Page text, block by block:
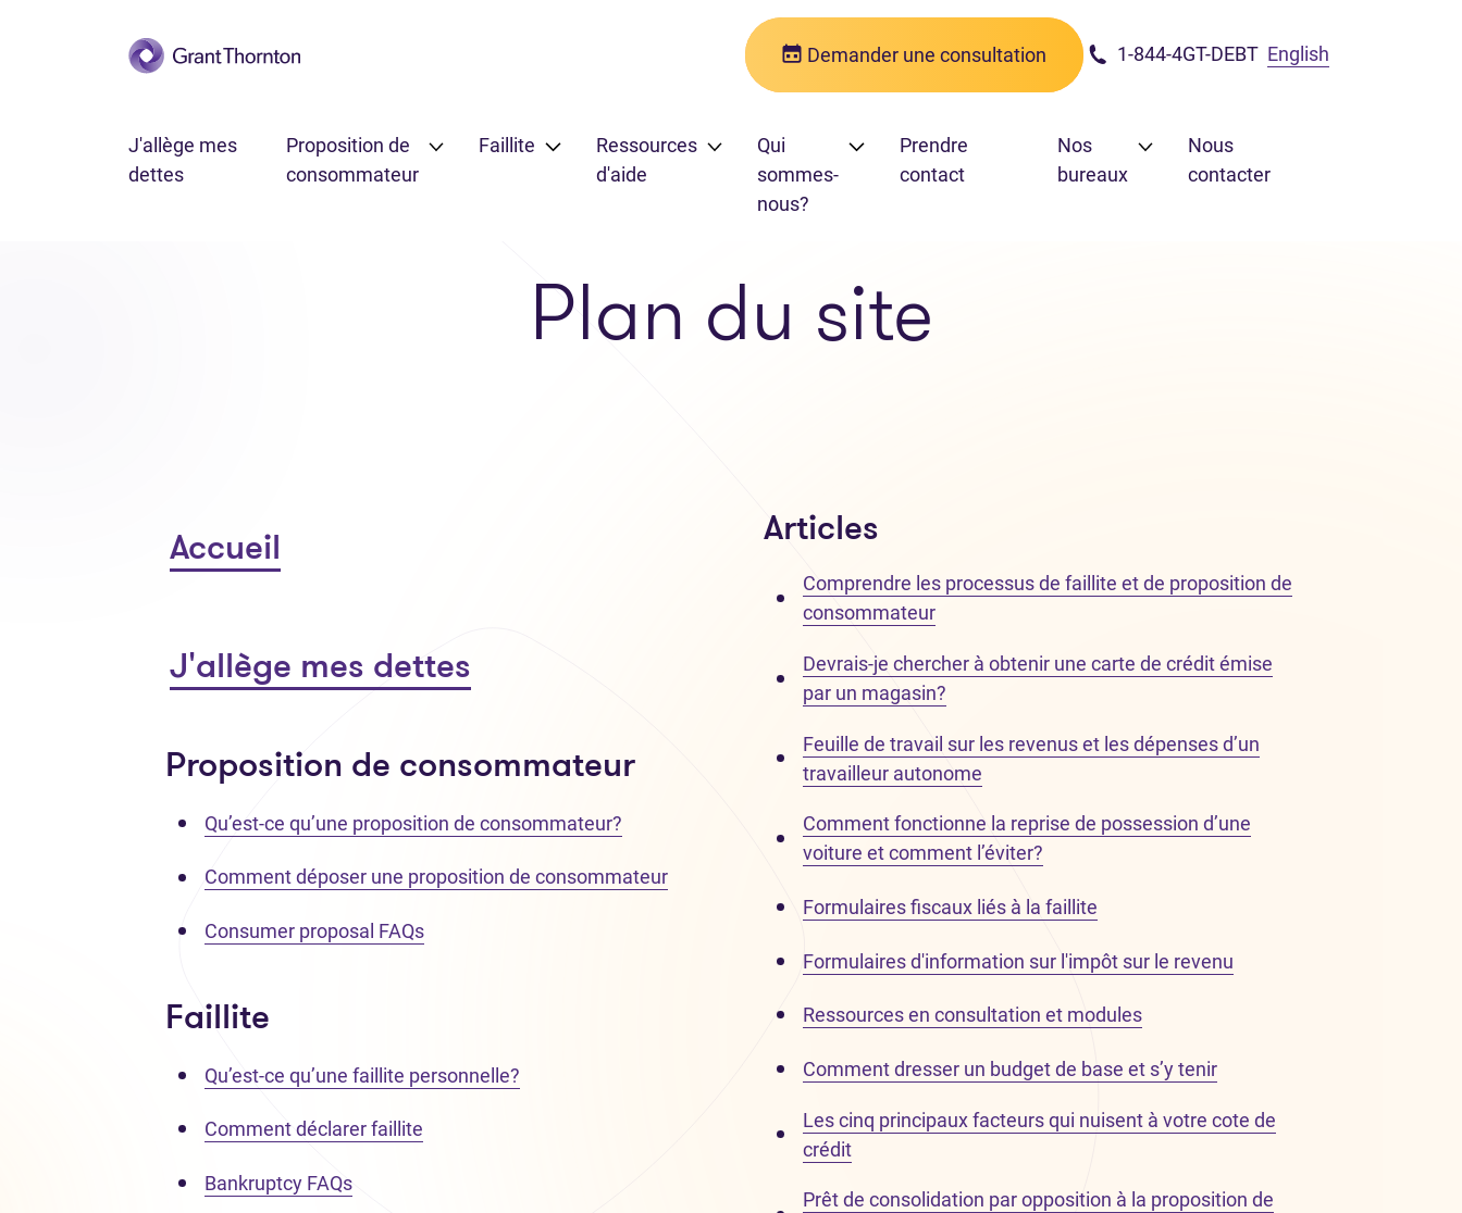
Passer au contenu principal Demander une consultation 1-844-4GT-DEBT English
J'allège mes
dettes
Proposition de
consommateur
Faillite
Ressources
d'aide
Qui
sommes-
nous?
Prendre
contact
Nos
bureaux
Nous
contacter
Plan du site
Accueil
J'allège mes dettes
Proposition de consommateur
Qu’est-ce qu’une proposition de consommateur?
Comment déposer une proposition de consommateur
Consumer proposal FAQs
Faillite
Qu’est-ce qu’une faillite personnelle?
Comment déclarer faillite
Bankruptcy FAQs
Articles
Comprendre les processus de faillite et de proposition de
consommateur
Devrais-je chercher à obtenir une carte de crédit émise
par un magasin?
Feuille de travail sur les revenus et les dépenses d’un
travailleur autonome
Comment fonctionne la reprise de possession d’une
voiture et comment l’éviter?
Formulaires fiscaux liés à la faillite
Formulaires d'information sur l'impôt sur le revenu
Ressources en consultation et modules
Comment dresser un budget de base et s’y tenir
Les cinq principaux facteurs qui nuisent à votre cote de
crédit
Prêt de consolidation par opposition à la proposition de